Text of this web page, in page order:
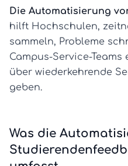
Die Automatisierung
hilft Hochschulen,
sammeln, Probleme
Campus-Service-
über wiederkehrende
geben.
Was die